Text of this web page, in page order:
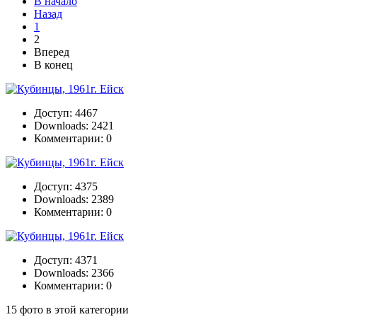
Назад
1
2
Вперед
В конец
Доступ: 4467
Downloads: 2421
Комментарии: 0
Доступ: 4375
Downloads: 2389
Комментарии: 0
Доступ: 4371
Downloads: 2366
Комментарии: 0
15 фото в этой категории